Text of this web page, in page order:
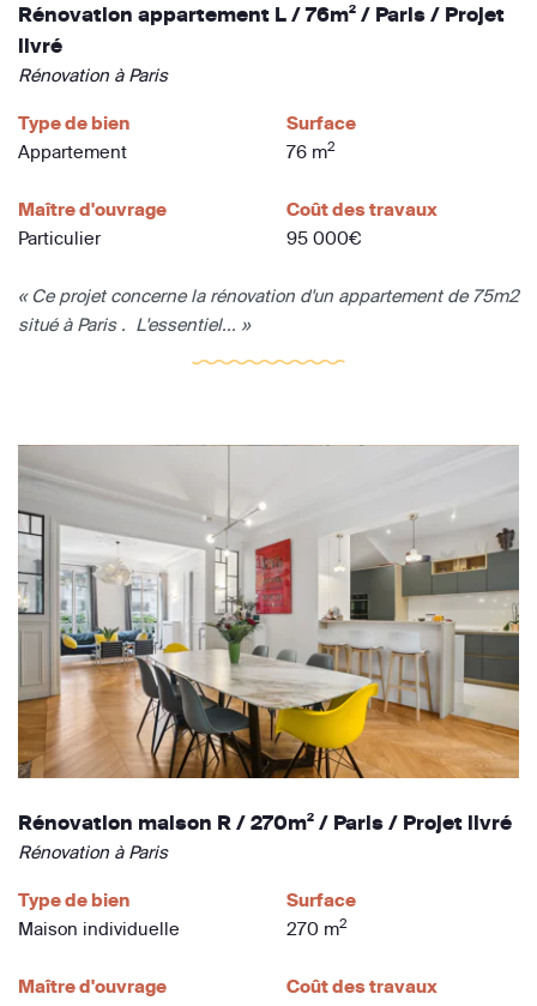
Rénovation appartement L / 76m² / Paris / Projet
livré
Rénovation à Paris
Type de bien
Appartement
Surface
76 m2
Maître d'ouvrage
Particulier
Coût des travaux
95 000€
« Ce projet concerne la rénovation d'un appartement de 75m2
situé à Paris . L'essentiel... »
Rénovation maison R / 270m² / Paris / Projet livré
Rénovation à Paris
Type de bien
Maison individuelle
Surface
270 m2
Maître d'ouvrage
Coût des travaux